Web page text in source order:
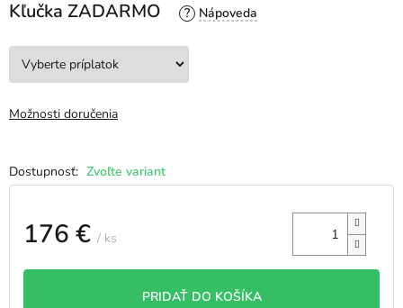
Zvoľte variant
Kľučka ZADARMO ?
Možnosti doručenia
176 € / ks
PRIDAŤ DO KOŠÍKA